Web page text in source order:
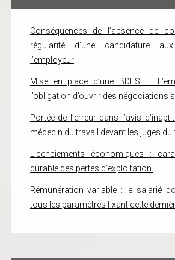
Conséquences de l’absence de
régularité d’une candidature
l’employeur
Mise en place d’une BDESE :
l’obligation d’ouvrir des négociations
Portée de l’erreur dans l’avis
médecin du travail devant les juges du
Licenciements économiques :
durable des pertes d’exploitation
Rémunération variable : le salarié
tous les paramètres fixant cette